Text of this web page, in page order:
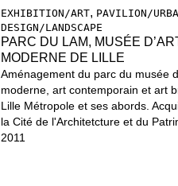
EXHIBITION/ART, PAVILION/
DESIGN/LANDSCAPE
PARC DU LAM, MUSÉE
MODERNE DE LILLE
Aménagement du parc du musée
moderne, art contemporain et art
Lille Métropole et ses abords.
la Cité de l'Architetcture et du
2011